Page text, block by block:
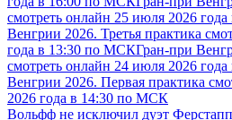
смотреть онлайн 25 июля 2026
Венгрии 2026. Третья практика
года в 13:30 по МСКГран-при
смотреть онлайн 24 июля 2026
Венгрии 2026. Первая практика
2026 года в 14:30 по МСК
Вольфф не исключил дуэт